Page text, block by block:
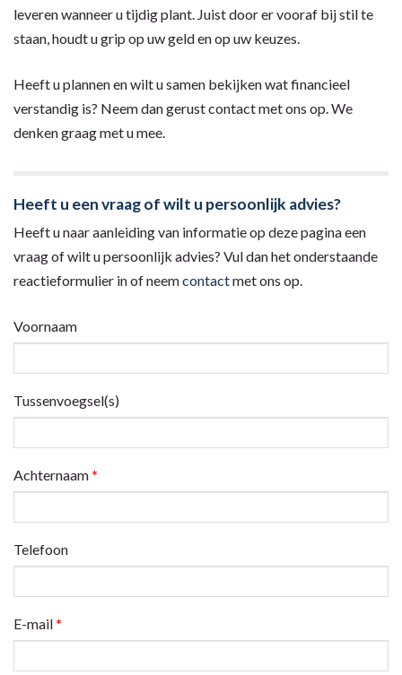
leveren wanneer u tijdig plant. Juist door er vooraf bij stil te
staan, houdt u grip op uw geld en op uw keuzes.
Heeft u plannen en wilt u samen bekijken wat financieel
verstandig is? Neem dan gerust contact met ons op. We
denken graag met u mee.
Heeft u een vraag of wilt u persoonlijk advies?
Heeft u naar aanleiding van informatie op deze pagina een
vraag of wilt u persoonlijk advies? Vul dan het onderstaande
reactieformulier in of neemcontactmet ons op.
Voornaam
Tussenvoegsel(s)
Achternaam *
Telefoon
E-mail *